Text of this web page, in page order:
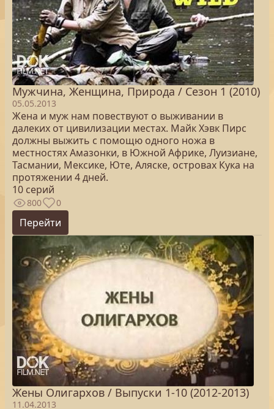
Мужчина, Женщина, Природа / Сезон 1 (2010)
05.05.2013
Жена и муж нам повествуют о выживании в
далеких от цивилизации местах. Майк Хэвк Пирс
должны выжить с помощю одного ножа в
местностях Амазонки, в Южной Африке, Луизиане,
Тасмании, Мексике, Юте, Аляске, островах Кука на
протяжении 4 дней.
10 серий
800 0
Перейти
Жены Олигархов / Выпуски 1-10 (2012-2013)
11.04.2013